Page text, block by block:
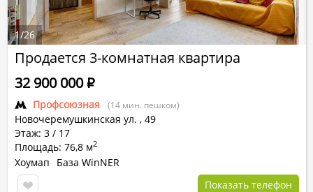
Продается 3-комнатная квартира
Профсоюзная (14 мин. пешком)
Новочеремушкинская ул. , 49
Этаж: 3 / 17
Площадь: 76,8 м2
32 900 000Р
Хоумап
База WinNER
Показать телефон
1/26